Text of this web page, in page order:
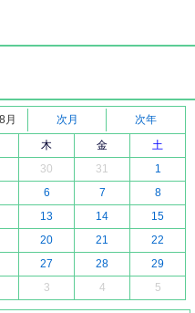
月 次月
次年
木 金
土
30 31
1
6 7
8
13 14
15
20 21
22
27 28
29
3 4 5